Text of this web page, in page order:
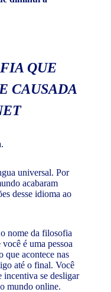
QUE
CAUSADA
universal. Por
acabaram
desse idioma ao
nome da filosofia
é uma pessoa
que acontece nas
até o final. Você
incentiva se desligar
mundo online.